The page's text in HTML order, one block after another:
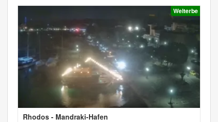
Welterbe
Rhodos - Mandraki-Hafen